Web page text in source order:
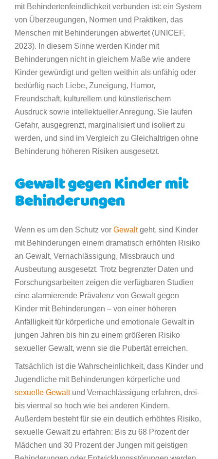
mit Behindertenfeindlichkeit verbunden ist: ein System
von Überzeugungen, Normen und Praktiken, das
Menschen mit Behinderungen abwertet (UNICEF,
2023). In diesem Sinne werden Kinder mit
Behinderungen nicht in gleichem Maße wie andere
Kinder gewürdigt und gelten weithin als unfähig oder
bedürftig nach Liebe, Zuneigung, Humor,
Freundschaft, kulturellem und künstlerischem
Ausdruck sowie intellektueller Anregung. Sie laufen
Gefahr, ausgegrenzt, marginalisiert und isoliert zu
werden, und sind im Vergleich zu Gleichaltrigen ohne
Behinderung höheren Risiken ausgesetzt.
Gewalt gegen Kinder mit
Behinderungen
Wenn es um den Schutz vor Gewaltgeht, sind Kinder
mit Behinderungen einem dramatisch erhöhten Risiko
an Gewalt, Vernachlässigung, Missbrauch und
Ausbeutung ausgesetzt. Trotz begrenzter Daten und
Forschungsarbeiten zeigen die verfügbaren Studien
eine alarmierende Prävalenz von Gewalt gegen
Kinder mit Behinderungen – von einer höheren
Anfälligkeit für körperliche und emotionale Gewalt in
jungen Jahren bis hin zu einem größeren Risiko
sexueller Gewalt, wenn sie die Pubertät erreichen.
Tatsächlich ist die Wahrscheinlichkeit, dass Kinder und
Jugendliche mit Behinderungen körperliche und
sexuelle Gewaltund Vernachlässigung erfahren, drei-
bis viermal so hoch wie bei anderen Kindern.
Außerdem besteht für sie ein deutlich erhöhtes Risiko,
sexuelle Gewalt zu erfahren: Bis zu 68 Prozent der
Mädchen und 30 Prozent der Jungen mit geistigen